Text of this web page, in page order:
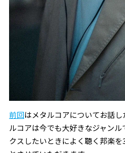
前回はメタルコアについてお話
ルコアは今でも大好きなジャン
クスしたいときによく聴く邦楽